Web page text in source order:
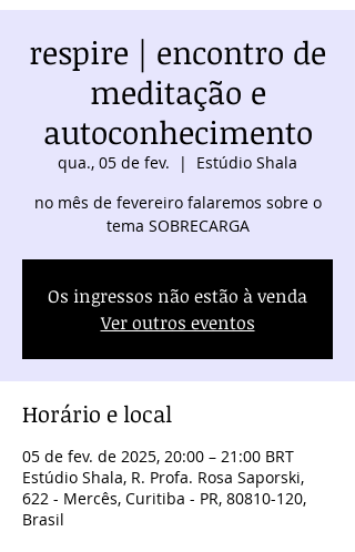
respire | encontro de
meditação e
autoconhecimento
qua., 05 de fev.
  |
Estúdio Shala
no mês de fevereiro falaremos sobre o
tema SOBRECARGA
Os ingressos não estão à venda
Ver outros eventos
Horário e local
05 de fev. de 2025, 20:00 – 21:00 BRT
Estúdio Shala, R. Profa. Rosa Saporski,
622 - Mercês, Curitiba - PR, 80810-120,
Brasil